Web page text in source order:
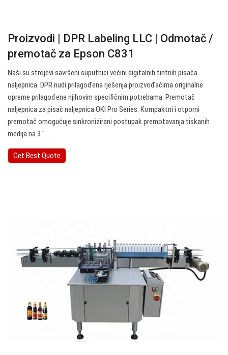
Proizvodi | DPR Labeling LLC | Odmotač /
premotač za Epson C831
Naši su strojevi savršeni suputnici većini digitalnih tintnih pisača
naljepnica. DPR nudi prilagođena rješenja proizvođačima originalne
opreme prilagođena njihovim specifičnim potrebama. Premotač
naljepnica za pisač naljepnica OKI Pro Series. Kompaktni i otporni
premotač omogućuje sinkronizirani postupak premotavanja tiskanih
medija na 3 ″…
Get Best Quote